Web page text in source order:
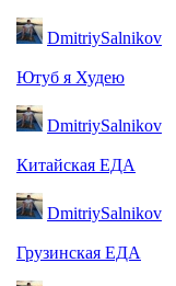
DmitriySalnikov
Ютуб я Худею
DmitriySalnikov
Китайская ЕДА
DmitriySalnikov
Грузинская ЕДА